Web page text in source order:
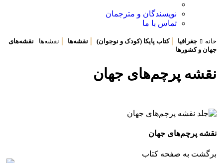
نویسندگان و مترجمان
تماس با ما
خانه جغرافیا |کتاب‌ پایکا (کودک و نوجوان) | نقشه‌ها | نقشه‌ها
نقشه‌های
جهان و کشورها
نقشه پرچم‌های جهان
نقشه پرچم‌های جهان
برگشت به صفحه کتاب